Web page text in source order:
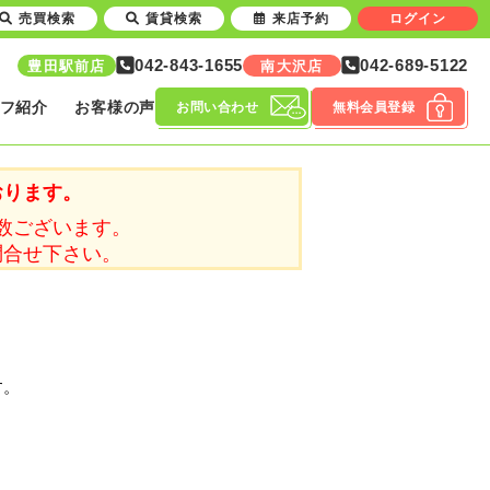
豊田駅前店 042-843-1655 南大沢店 042-689-5122
紹介 お客様の声 お問い合わせ 無料会員登録
ます。
ざいます。
せ下さい。
売買検索 賃貸検索 来店予約 ログイン